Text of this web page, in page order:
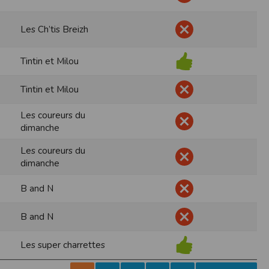
Les Ch’tis Breizh
Tintin et Milou
Tintin et Milou
Les coureurs du
dimanche
Les coureurs du
dimanche
B and N
B and N
Les super charrettes
qu’elles ne transitent sur le réseau.
pas accessible depuis l’extérieur.
d'accéder à certaines pages ou